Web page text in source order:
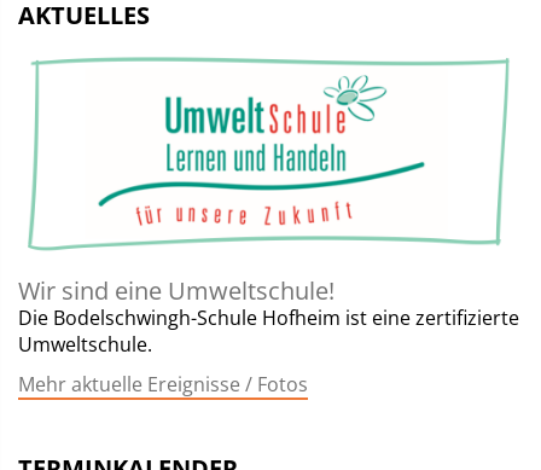
AKTUELLES
Wir sind eine Umweltschule!
Die Bodelschwingh-Schule Hofheim ist eine zertifizierte
Umweltschule.
Mehr aktuelle Ereignisse / Fotos